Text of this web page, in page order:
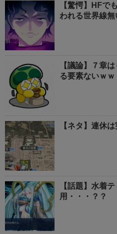
【驚愕】HFで
われる世界線
【議論】７章
る要素ないｗｗ
【ネタ】連休
【話題】水着
用・・・？？